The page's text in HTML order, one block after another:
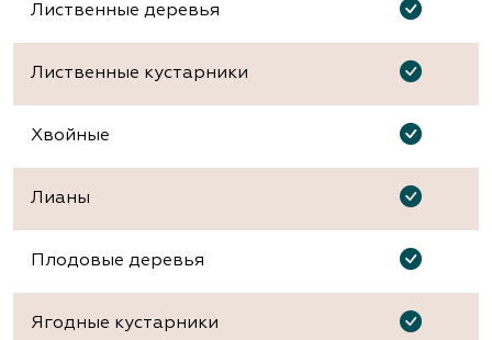
Лиственные деревья
Лиственные кустарники
Хвойные
Лианы
Плодовые деревья
Ягодные кустарники